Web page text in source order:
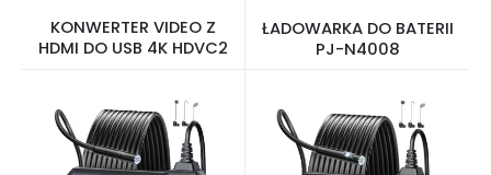
KONWERTER VIDEO Z
HDMI DO USB 4K HDVC2
ŁADOWARKA DO BATERII
PJ-N4008